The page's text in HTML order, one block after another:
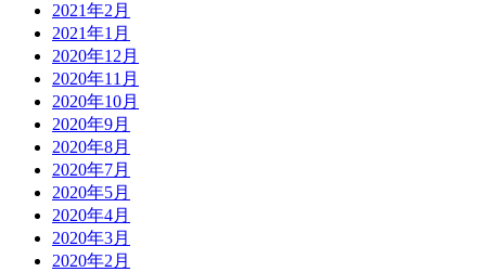
2021年2月
2021年1月
2020年12月
2020年11月
2020年10月
2020年9月
2020年8月
2020年7月
2020年5月
2020年4月
2020年3月
2020年2月